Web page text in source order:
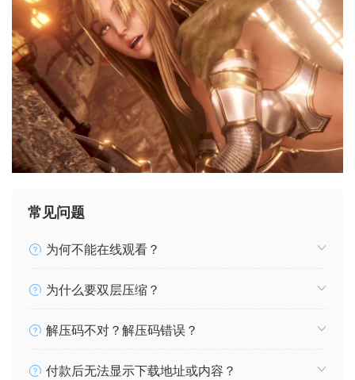
常见问题
为何不能在线观看？
为什么要双层压缩？
解压码不对？解压码错误？
付款后无法显示下载地址或内容？